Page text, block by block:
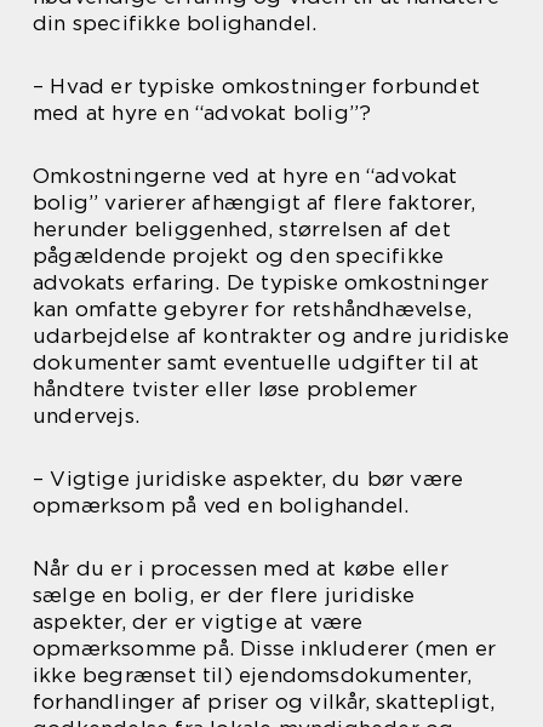
din specifikke bolighandel.
– Hvad er typiske omkostninger forbundet
med at hyre en “advokat bolig”?
Omkostningerne ved at hyre en “advokat
bolig” varierer afhængigt af flere faktorer,
herunder beliggenhed, størrelsen af det
pågældende projekt og den specifikke
advokats erfaring. De typiske omkostninger
kan omfatte gebyrer for retshåndhævelse,
udarbejdelse af kontrakter og andre juridiske
dokumenter samt eventuelle udgifter til at
håndtere tvister eller løse problemer
undervejs.
– Vigtige juridiske aspekter, du bør være
opmærksom på ved en bolighandel.
Når du er i processen med at købe eller
sælge en bolig, er der flere juridiske
aspekter, der er vigtige at være
opmærksomme på. Disse inkluderer (men er
ikke begrænset til) ejendomsdokumenter,
forhandlinger af priser og vilkår, skattepligt,